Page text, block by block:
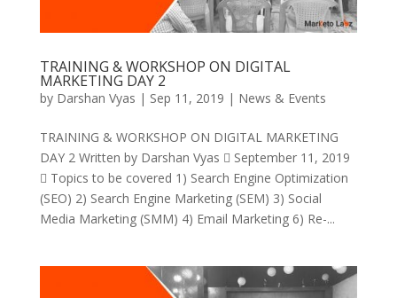
TRAINING & WORKSHOP ON DIGITAL
MARKETING DAY 2
by Darshan Vyas | Sep 11, 2019 | News & Events
TRAINING & WORKSHOP ON DIGITAL MARKETING
DAY 2 Written by Darshan Vyas  September 11, 2019
 Topics to be covered 1) Search Engine Optimization
(SEO) 2) Search Engine Marketing (SEM) 3) Social
Media Marketing (SMM) 4) Email Marketing 6) Re-...